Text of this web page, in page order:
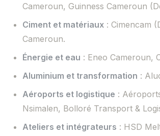
Cameroun, Guinness Cameroun
Ciment et matériaux : Cimencam
Cameroun.
Énergie et eau : Eneo Cameroun,
Aluminium et transformation :
Aéroports et logistique :
Nsimalen, Bolloré Transport &
Ateliers et intégrateurs : HSD